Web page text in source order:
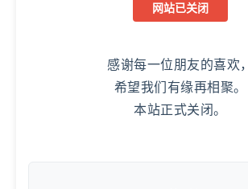
网站已关闭
感谢每一位朋友的喜欢，
希望我们有缘再相聚。
本站正式关闭。